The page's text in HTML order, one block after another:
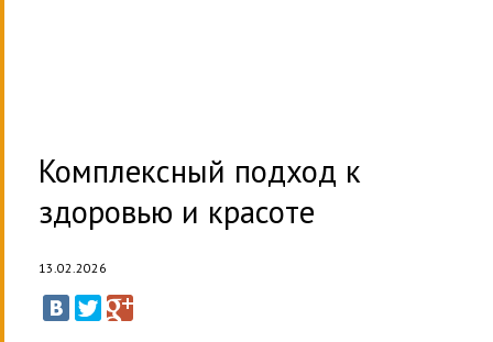
Комплексный подход к
здоровью и красоте
13.02.2026